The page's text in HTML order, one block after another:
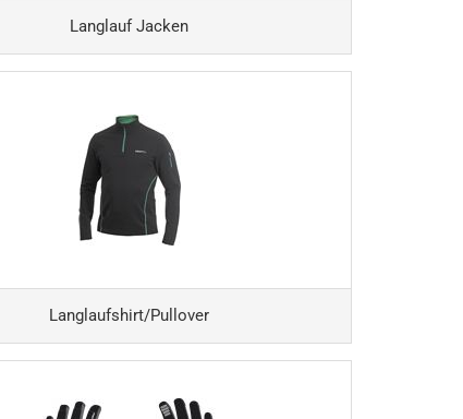
Langlauf Jacken
Langlaufshirt/Pullover